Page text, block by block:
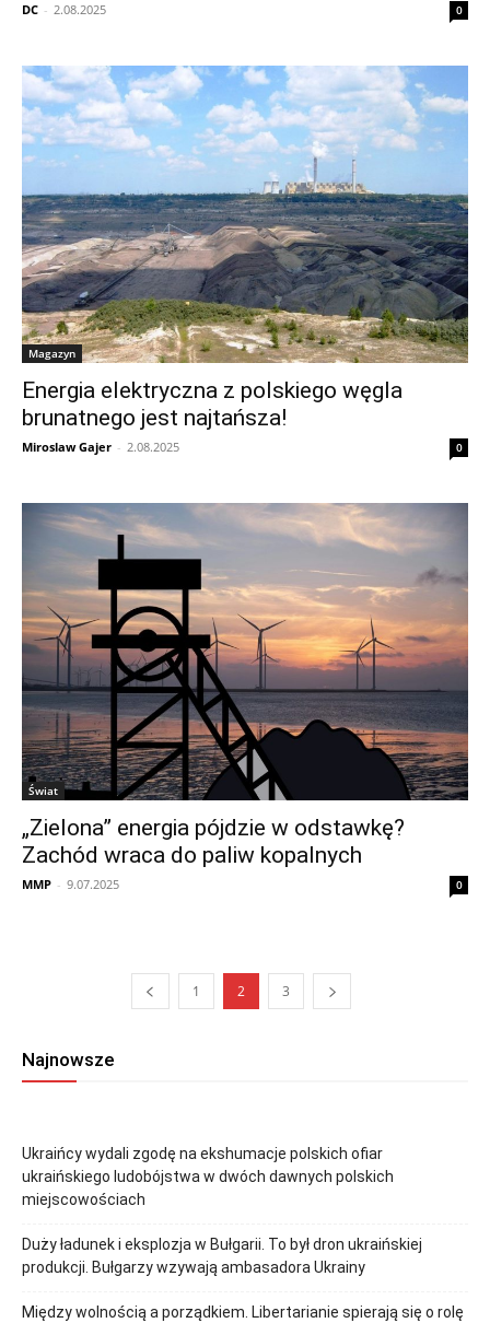
DC - 2.08.2025 0
Magazyn
Energia elektryczna z polskiego węgla
brunatnego jest najtańsza!
Miroslaw Gajer - 2.08.2025 0
Świat
„Zielona” energia pójdzie w odstawkę?
Zachód wraca do paliw kopalnych
MMP - 9.07.2025 0
1 2 3
Najnowsze
Ukraińcy wydali zgodę na ekshumacje polskich ofiar
ukraińskiego ludobójstwa w dwóch dawnych polskich
miejscowościach
Duży ładunek i eksplozja w Bułgarii. To był dron ukraińskiej
produkcji. Bułgarzy wzywają ambasadora Ukrainy
Między wolnością a porządkiem. Libertarianie spierają się o rolę